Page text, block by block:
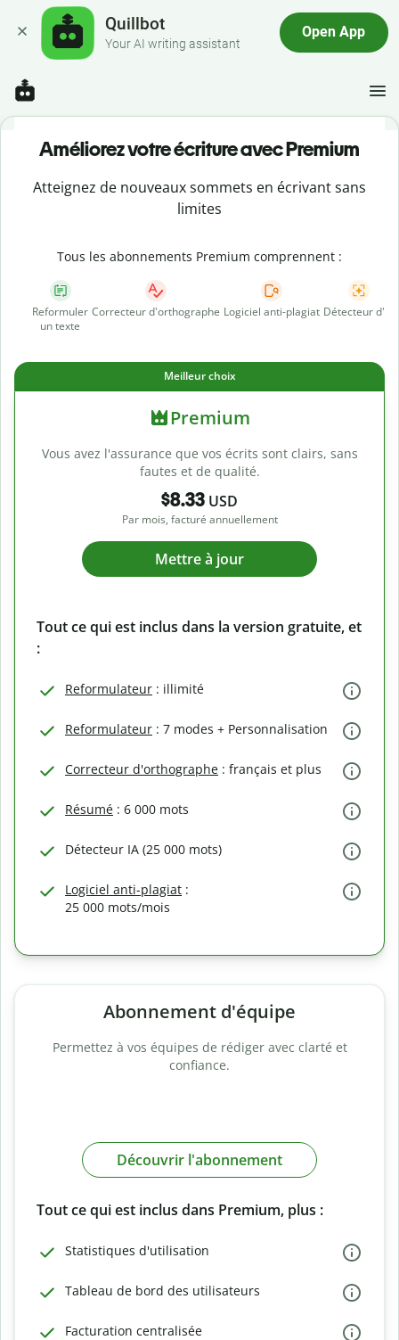
Quillbot
Your AI writing assistant
Open App
Améliorez votre écriture avec Premium
Atteignez de nouveaux sommets en écrivant sans
limites
Tous les abonnements Premium comprennent :
Reformuler
un texte
Correcteur d'orthographe Logiciel anti-plagiat Détecteur d'IA
Meilleur choix
Premium
Vous avez l'assurance que vos écrits sont clairs, sans
fautes et de qualité.
$8.33 USD
Par mois, facturé annuellement
Mettre à jour
Tout ce qui est inclus dans la version gratuite, et
:
Reformulateur : illimité
Reformulateur : 7 modes + Personnalisation
Correcteur d'orthographe : français et plus
Résumé : 6 000 mots
Détecteur IA (25 000 mots)
Logiciel anti-plagiat :
25 000 mots/mois
Abonnement d'équipe
Permettez à vos équipes de rédiger avec clarté et
confiance.
Découvrir l'abonnement
Tout ce qui est inclus dans Premium, plus :
Statistiques d'utilisation
Tableau de bord des utilisateurs
Facturation centralisée